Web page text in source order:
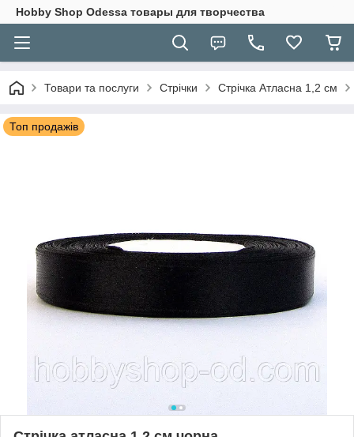
Hobbу Shop Odessa товары для творчества
Товари та послуги Стрічки Стрічка Атласна 1,2 см
Топ продажів